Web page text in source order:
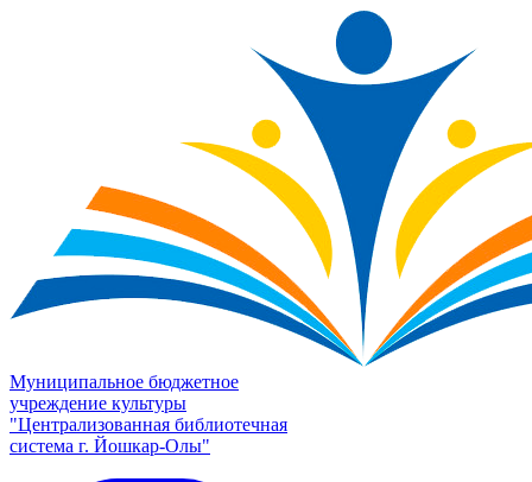
Муниципальное бюджетное
учреждение культуры
"Централизованная библиотечная
система г. Йошкар-Олы"